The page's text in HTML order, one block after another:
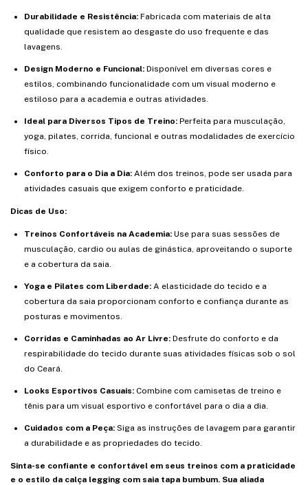
Durabilidade e Resistência: Fabricada com materiais de alta
qualidade que resistem ao desgaste do uso frequente e das
lavagens.
Design Moderno e Funcional: Disponível em diversas cores e
estilos, combinando funcionalidade com um visual moderno e
estiloso para a academia e outras atividades.
Ideal para Diversos Tipos de Treino: Perfeita para musculação,
yoga, pilates, corrida, funcional e outras modalidades de exercício
físico.
Conforto para o Dia a Dia: Além dos treinos, pode ser usada para
atividades casuais que exigem conforto e praticidade.
Dicas de Uso:
Treinos Confortáveis na Academia: Use para suas sessões de
musculação, cardio ou aulas de ginástica, aproveitando o suporte
e a cobertura da saia.
Yoga e Pilates com Liberdade: A elasticidade do tecido e a
cobertura da saia proporcionam conforto e confiança durante as
posturas e movimentos.
Corridas e Caminhadas ao Ar Livre: Desfrute do conforto e da
respirabilidade do tecido durante suas atividades físicas sob o sol
do Ceará.
Looks Esportivos Casuais: Combine com camisetas de treino e
tênis para um visual esportivo e confortável para o dia a dia.
Cuidados com a Peça: Siga as instruções de lavagem para garantir
a durabilidade e as propriedades do tecido.
Sinta-se confiante e confortável em seus treinos com a praticidade
e o estilo da calça legging com saia tapa bumbum. Sua aliada